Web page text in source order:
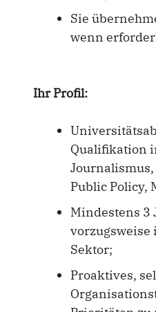
Sie
wenn
Ihr Profil:
Qualifikation
Public Policy,
Mindestens 3
vorzugsweise
Sektor;
Proaktives,